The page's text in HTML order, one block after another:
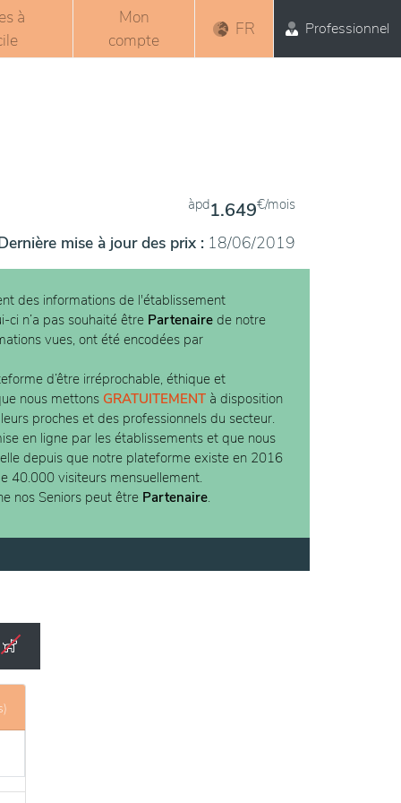
à
Mon
compte
FR Professionnel
àpd1.649€/mois
mise à jour des prix : 18/06/2019
des informations de l'établissement
ci n’a pas souhaité être Partenaire de notre
vues, ont été encodées par
d’être irréprochable, éthique et
nous mettons GRATUITEMENT à disposition
proches et des professionnels du secteur.
en ligne par les établissements et que nous
depuis que notre plateforme existe en 2016
40.000 visiteurs mensuellement.
nos Seniors peut être Partenaire.